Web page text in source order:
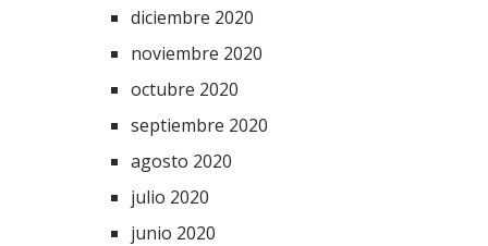
diciembre 2020
noviembre 2020
octubre 2020
septiembre 2020
agosto 2020
julio 2020
junio 2020